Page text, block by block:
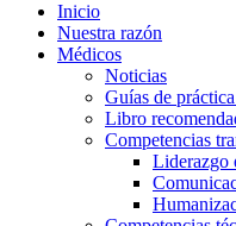
Inicio
Nuestra razón
Médicos
Noticias
Guías de
Libro
Competencias
Liderazgo